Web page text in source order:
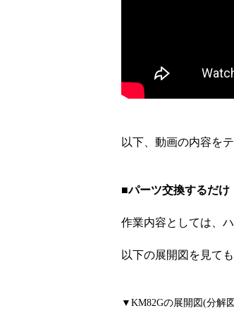
以下、動画の内容を
■パーツ交換するだけ
作業内容としては、
以下の展開図を見て
▼KM82Gの展開図(分解